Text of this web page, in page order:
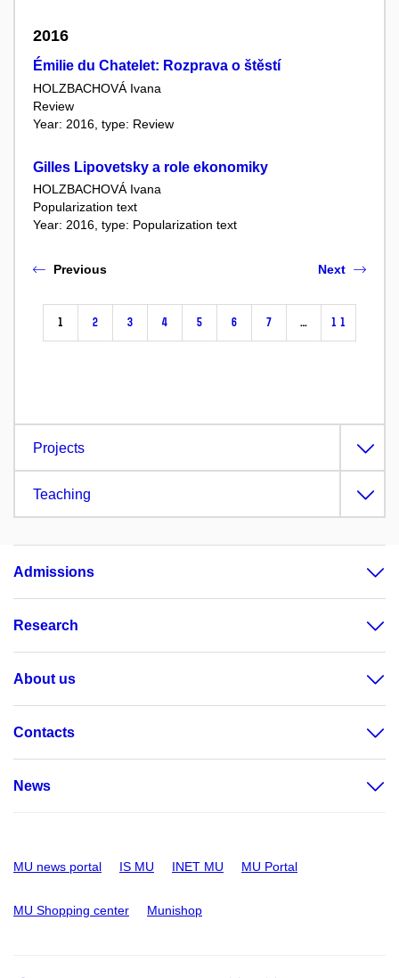
2016
Émilie du Chatelet: Rozprava o štěstí
HOLZBACHOVÁ Ivana
Review
Year: 2016, type: Review
Gilles Lipovetsky a role ekonomiky
HOLZBACHOVÁ Ivana
Popularization text
Year: 2016, type: Popularization text
Previous
1 2 3 4 5 6 7 … 11
Next
Projects
Teaching
Admissions
Research
About us
Contacts
News
MU news portal IS MU INET MU MU Portal
MU Shopping center Munishop